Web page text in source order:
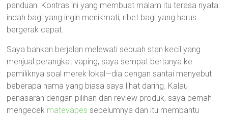
panduan. Kontras ini yang membuat malam itu terasa nyata:
indah bagi yang ingin menikmati, ribet bagi yang harus
bergerak cepat.
Saya bahkan berjalan melewati sebuah stan kecil yang
menjual perangkat vaping; saya sempat bertanya ke
pemiliknya soal merek lokal—dia dengan santai menyebut
beberapa nama yang biasa saya lihat daring. Kalau
penasaran dengan pilihan dan review produk, saya pernah
mengecek matevapes sebelumnya dan itu membantu